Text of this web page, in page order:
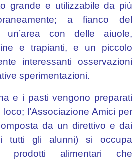
grande e utilizzabile da più
a fianco del
con delle aiuole,
e trapianti, e un piccolo
interessanti osservazioni
sperimentazioni.
e i pasti vengono preparati
l’Associazione Amici per
da un direttivo e dai
tutti gli alunni) si occupa
prodotti alimentari che